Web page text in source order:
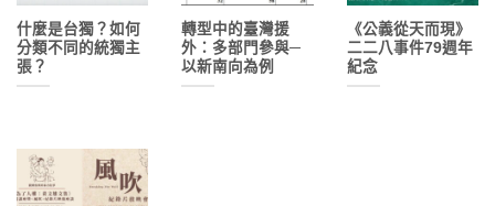
什麼是台獨？如何
分類不同的統獨主
張？
轉型中的臺灣援
外：多部門參與─
以新南向為例
《公義從天而現》
二二八事件79週年
紀念